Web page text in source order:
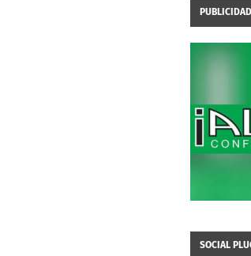
SOCIAL